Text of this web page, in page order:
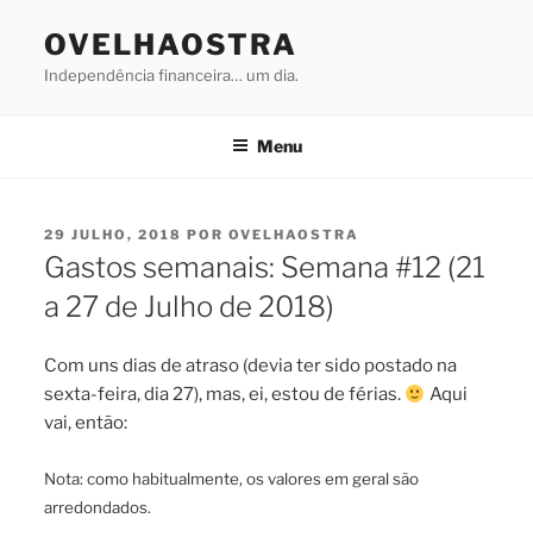
OVELHAOSTRA
Independência financeira… um dia.
Menu
PUBLICADO
EM
29 JULHO, 2018 POROVELHAOSTRA
Gastos semanais: Semana #12 (21
a 27 de Julho de 2018)
Com uns dias de atraso (devia ter sido postado na
sexta-feira, dia 27), mas, ei, estou de férias.
Aqui
vai, então:
Nota: como habitualmente, os valores em geral são
arredondados.